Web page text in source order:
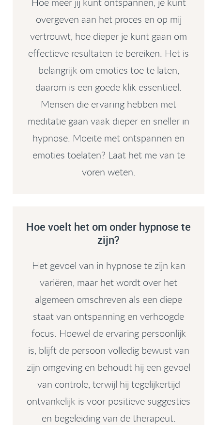
overgeven aan het proces en op mij
vertrouwt, hoe dieper je kunt gaan om
effectieve resultaten te bereiken. Het is
belangrijk om emoties toe te laten,
daarom is een goede klik essentieel.
Mensen die ervaring hebben met
meditatie gaan vaak dieper en sneller in
hypnose. Moeite met ontspannen en
emoties toelaten? Laat het me van te
voren weten.
Hoe voelt het om onder hypnose te
zijn?
Het gevoel van in hypnose te zijn kan
variëren, maar het wordt over het
algemeen omschreven als een diepe
staat van ontspanning en verhoogde
focus. Hoewel de ervaring persoonlijk
is, blijft de persoon volledig bewust van
zijn omgeving en behoudt hij een gevoel
van controle, terwijl hij tegelijkertijd
ontvankelijk is voor positieve suggesties
en begeleiding van de therapeut.